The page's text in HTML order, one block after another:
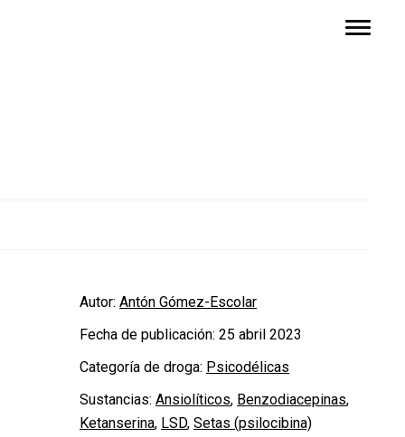
Autor: Antón Gómez-Escolar
Fecha de publicación: 25 abril 2023
Categoría de droga: Psicodélicas
Sustancias: Ansiolíticos, Benzodiacepinas,
Ketanserina, LSD, Setas (psilocibina)